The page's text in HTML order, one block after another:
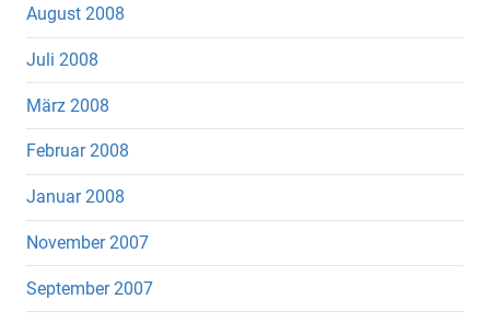
August 2008
Juli 2008
März 2008
Februar 2008
Januar 2008
November 2007
September 2007